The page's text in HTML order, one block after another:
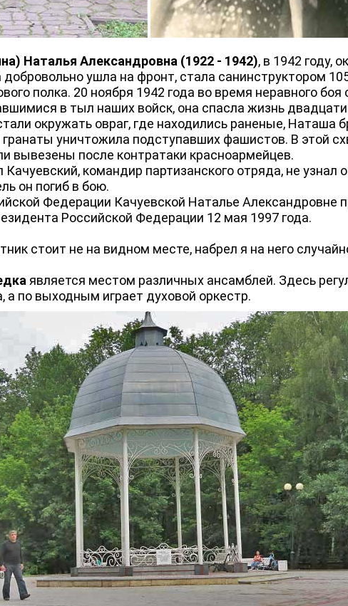
Наталья Александровна (1922 - 1942), в 1942 году,
добровольно ушла на фронт, стала санинструктором
полка. 20 ноября 1942 года во время неравного боя
в тыл наших войск, она спасла жизнь
окружать овраг, где находились раненые, Наташа
уничтожила подступавших фашистов. В этой
вывезены после контратаки красноармейцев.
командир партизанского отряда, не узнал
он погиб в бою.
Федерации Качуевской Наталье Александровне
Российской Федерации 12 мая 1997 года.
стоит не на видном месте, набрел я на него
является местом различных ансамблей. Здесь
а по выходным играет духовой оркестр.